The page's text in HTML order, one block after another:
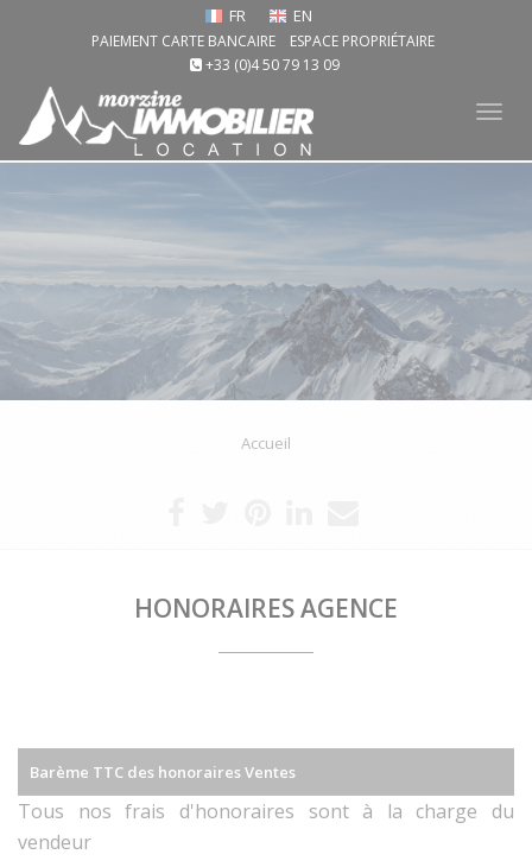
FR EN
PAIEMENT CARTE BANCAIRE
ESPACE PROPRIÉTAIRE
+33 (0)4 50 79 13 09
Accueil
HONORAIRES AGENCE
Barème TTC des honoraires Ventes
Tous nos frais d'honoraires sont à la charge du
vendeur